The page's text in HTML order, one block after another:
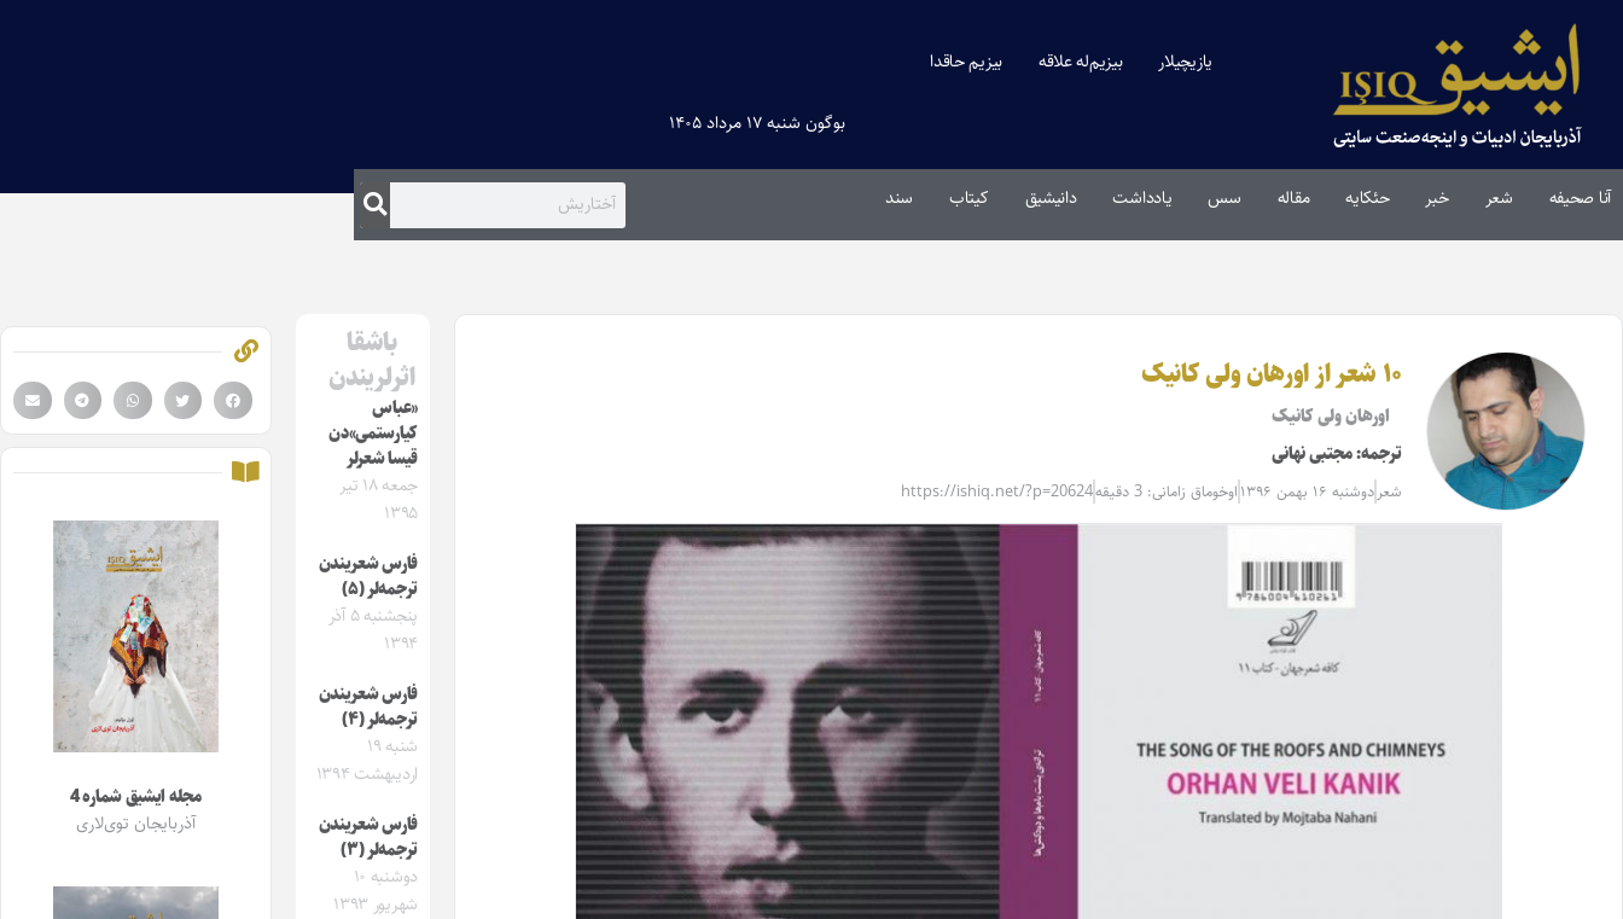
یازیچیلار بیزیم‌له علاقه بیزیم حاقدا
بوگون شنبه ۱۷ مرداد ۱۴۰۵
آنا صحیفه شعر خبر حئکایه مقاله‌ سس یادداشت دانیشیق کیتاب سند
۱۰ شعر از اورهان ولی کانیک
اورهان ولی کانیک
ترجمه: مجتبی نهانی
شعر دوشنبه ۱۶ بهمن ۱۳۹۶ اوخوماق زامانی: 3 دقیقه https://ishiq.net/?p=20624
باشقا
اثرلریندن
«عباس
کیارستمی»دن
قیسا شعرلر
جمعه ۱۸ تیر
۱۳۹۵
فارس شعریندن
ترجمه‌لر (۵)
پنجشنبه ۵ آذر
۱۳۹۴
فارس شعریندن
ترجمه‌لر (۴)
شنبه ۱۹
اردیبهشت ۱۳۹۴
فارس شعریندن
ترجمه‌لر (۳)
دوشنبه ۱۰
شهریور ۱۳۹۳
مجله ایشیق شماره 4
آذربایجان توی‌لاری